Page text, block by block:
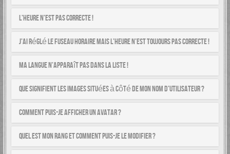
L’heure n’est pas correcte !
J’ai réglé le fuseau horaire mais l’heure n’est toujours pas correcte !
Ma langue n’apparaît pas dans la liste !
Que signifient les images situées à côté de mon nom d’utilisateur ?
Comment puis-je afficher un avatar ?
Quel est mon rang et comment puis-je le modifier ?